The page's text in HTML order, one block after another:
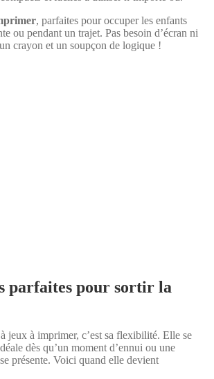
, parfaites pour occuper les enfants
ou pendant un trajet. Pas besoin d’écran ni
crayon et un soupçon de logique !
parfaites pour sortir la
jeux à imprimer, c’est sa flexibilité. Elle se
dès qu’un moment d’ennui ou une
présente. Voici quand elle devient